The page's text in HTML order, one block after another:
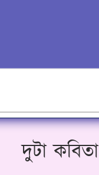
দুটা কবিতা